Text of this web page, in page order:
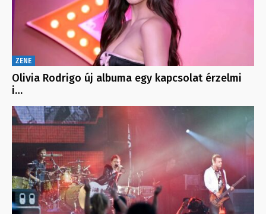
ZENE
Olivia Rodrigo új albuma egy kapcsolat érzelmi
i…